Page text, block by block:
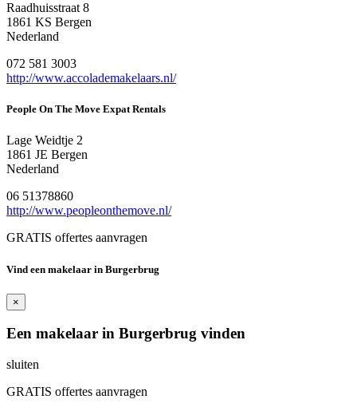
Raadhuisstraat 8
1861 KS Bergen
Nederland
072 581 3003
http://www.accolademakelaars.nl/
People On The Move Expat Rentals
Lage Weidtje 2
1861 JE Bergen
Nederland
06 51378860
http://www.peopleonthemove.nl/
GRATIS offertes aanvragen
Vind een makelaar in Burgerbrug
×
Een makelaar in Burgerbrug vinden
sluiten
GRATIS offertes aanvragen